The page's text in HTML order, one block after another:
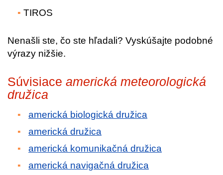
TIROS
Nenašli ste, čo ste hľadali? Vyskúšajte podobné
výrazy nižšie.
Súvisiace americká meteorologická
družica
americká biologická družica
americká družica
americká komunikačná družica
americká navigačná družica